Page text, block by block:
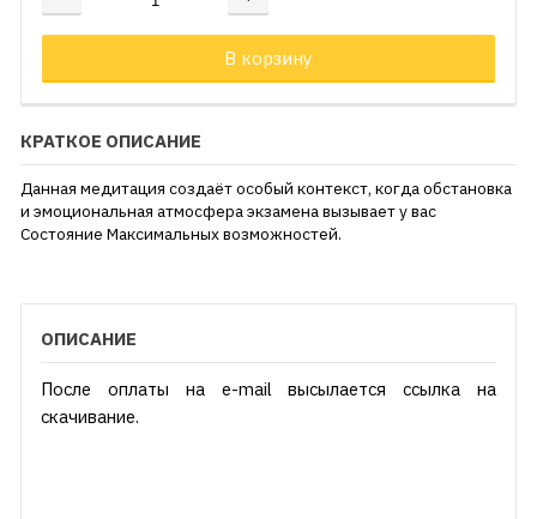
Добавляется...
В корзину
Добавлен
КРАТКОЕ ОПИСАНИЕ
Данная медитация создаёт особый контекст, когда обстановка
и эмоциональная атмосфера экзамена вызывает у вас
Состояние Максимальных возможностей.
ОПИСАНИЕ
После оплаты на e-mail высылается ссылка на
скачивание.